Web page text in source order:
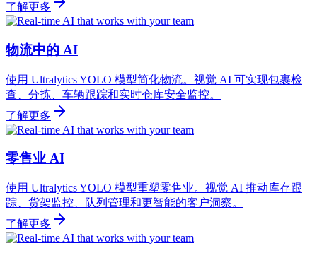
了解更多
物流中的 AI
使用 Ultralytics YOLO 模型简化物流。视觉 AI 可实现包裹检
查、分拣、车辆跟踪和实时仓库安全监控。
了解更多
零售业 AI
使用 Ultralytics YOLO 模型重塑零售业。视觉 AI 推动库存跟
踪、货架监控、队列管理和更智能的客户洞察。
了解更多